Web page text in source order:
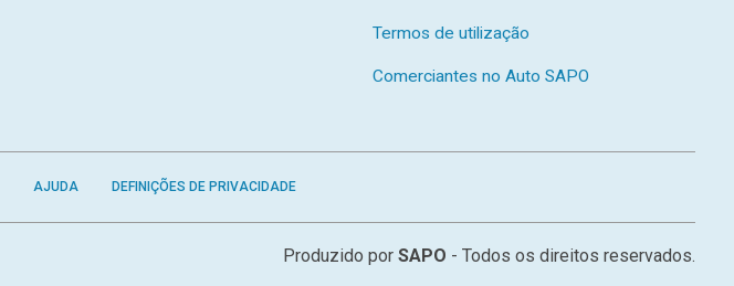
Termos de utilização
Comerciantes no Auto SAPO
AJUDA DEFINIÇÕES DE PRIVACIDADE
Produzido porSAPO - Todos os direitos reservados.